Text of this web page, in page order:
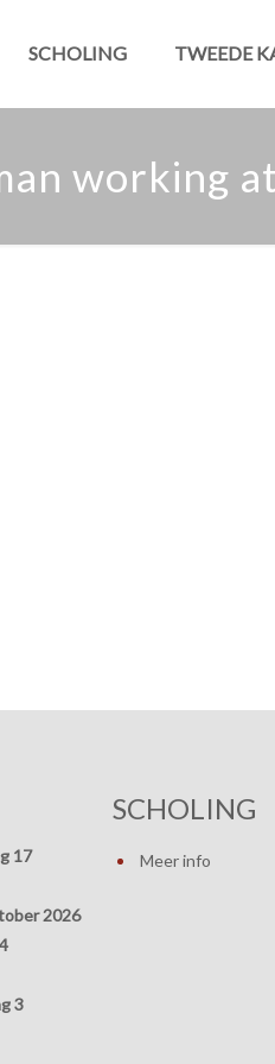
SCHOLING TWEEDE
working
17
2026
3
SCHOLING
Meer info